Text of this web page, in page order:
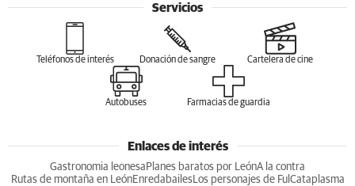
Servicios
Teléfonos de interés Donación de sangre Cartelera de cine
Autobuses Farmacias de guardia
Enlaces de interés
Gastronomia leonesa Planes baratos por LeónA la contra
Rutas de montaña en LeónEnredabailesLos personajes de Ful Cataplasma